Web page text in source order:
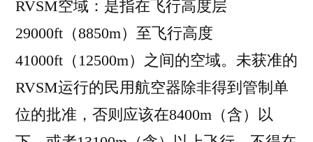
RVSM空域：是指在飞行高度层
29000ft（8850m）至飞行高度
41000ft（12500m）之间的空域。未获准的
RVSM运行的民用航空器除非得到管制单
位的批准，否则应该在8400m（含）以